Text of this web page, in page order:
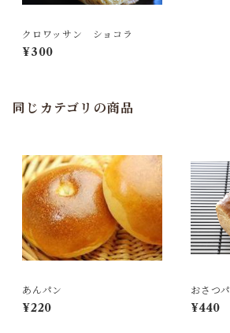
クロワッサン ショコラ
¥300
同じカテゴリの商品
あんパン
¥220
おさつ
¥440